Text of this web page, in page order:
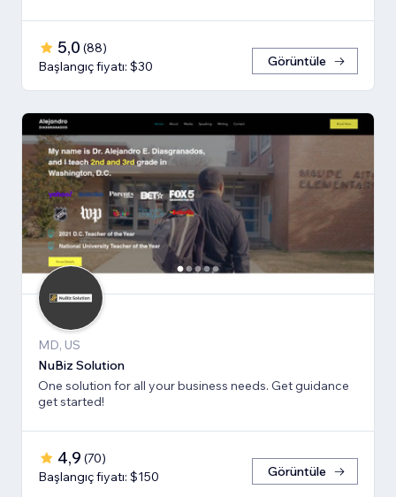
5,0 (88)
Başlangıç fiyatı: $30
Görüntüle
MD, US
NuBiz Solution
One solution for all your business needs. Get guidance
get started!
4,9 (70)
Başlangıç fiyatı: $150
Görüntüle